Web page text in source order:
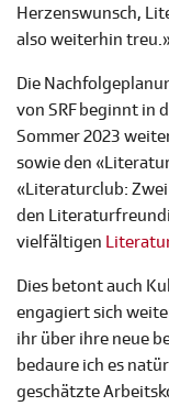
Herzenswunsch,
also weiterhin
Die
von SRF beginnt in
Sommer 2023
sowie den
«Literaturclub:
den
vielfältigen
Dies betont auch
engagiert sich
ihr über ihre neue
bedaure ich es
geschätzte